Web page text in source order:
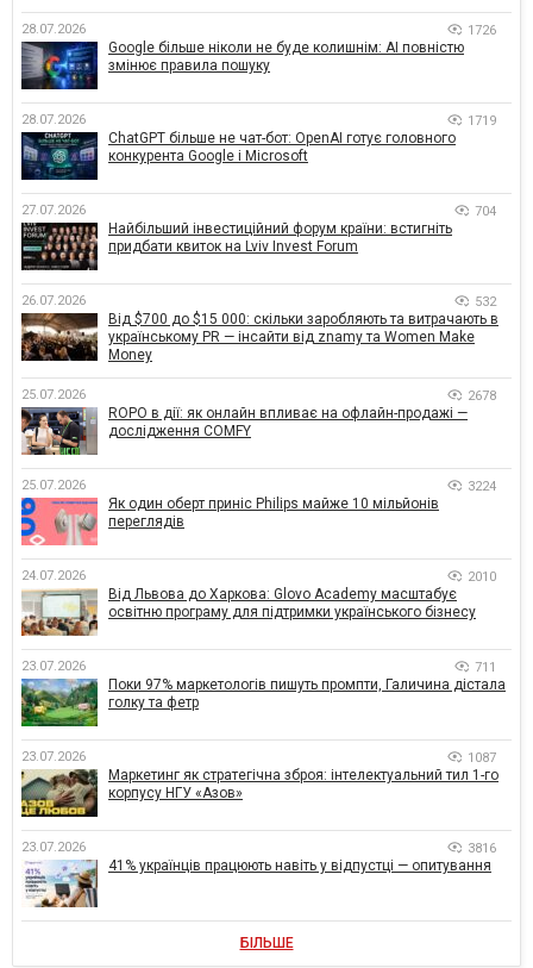
28.07.2026 1726
Google більше ніколи не буде колишнім: AI повністю
змінює правила пошуку
28.07.2026 1719
ChatGPT більше не чат-бот: OpenAI готує головного
конкурента Google і Microsoft
27.07.2026 704
Найбільший інвестиційний форум країни: встигніть
придбати квиток на Lviv Invest Forum
26.07.2026 532
Від $700 до $15 000: скільки заробляють та витрачають в
українському PR — інсайти від znamy та Women Make
Money
25.07.2026 2678
ROPO в дії: як онлайн впливає на офлайн-продажі —
дослідження COMFY
25.07.2026 3224
Як один оберт приніс Philips майже 10 мільйонів
переглядів
24.07.2026 2010
Від Львова до Харкова: Glovo Academy масштабує
освітню програму для підтримки українського бізнесу
23.07.2026 711
Поки 97% маркетологів пишуть промпти, Галичина дістала
голку та фетр
23.07.2026 1087
Маркетинг як стратегічна зброя: інтелектуальний тил 1-го
корпусу НГУ «Азов»
23.07.2026 3816
41% українців працюють навіть у відпустці — опитування
БІЛЬШЕ